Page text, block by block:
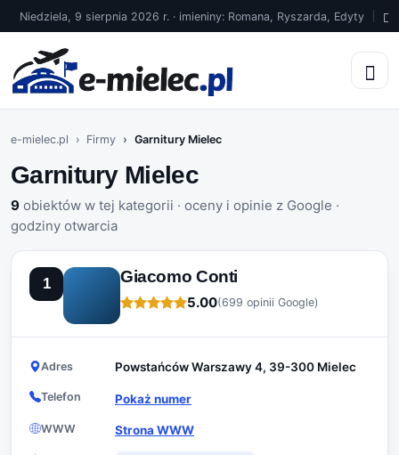
Niedziela, 9 sierpnia 2026 r. · imieniny: Romana, Ryszarda, Edyty
e-mielec.pl Firmy Garnitury Mielec
Garnitury Mielec
9 obiektów w tej kategorii · oceny i opinie z Google ·
godziny otwarcia
1 Giacomo Conti
5.00(699 opinii Google)
Adres Powstańców Warszawy 4, 39-300 Mielec
Telefon Pokaż numer
WWW Strona WWW